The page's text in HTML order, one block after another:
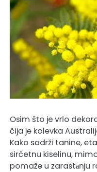
Osim što je vrlo
čija je kolevka
Kako sadrži tanine,
sirćetnu kiselinu,
pomaže u zarastаnju